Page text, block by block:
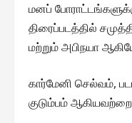
மனப்
திரைப்படத்தில்
மற்றும் அபிநயா
கார்மேனி செல்வம்,
குடும்பம் ஆகியவற்றை